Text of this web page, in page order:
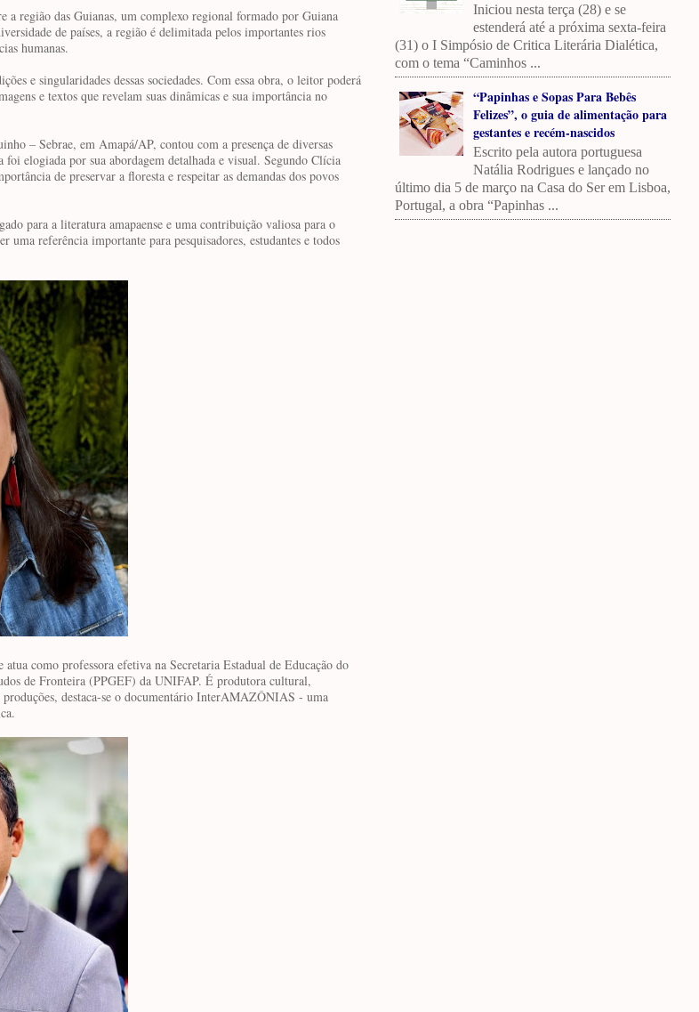
região das Guianas, um complexo regional formado por Guiana
de países, a região é delimitada pelos importantes rios
humanas.
e singularidades dessas sociedades. Com essa obra, o leitor poderá
e textos que revelam suas dinâmicas e sua importância no
– Sebrae, em Amapá/AP, contou com a presença de diversas
elogiada por sua abordagem detalhada e visual. Segundo Clícia
de preservar a floresta e respeitar as demandas dos povos
para a literatura amapaense e uma contribuição valiosa para o
referência importante para pesquisadores, estudantes e todos
como professora efetiva na Secretaria Estadual de Educação do
de Fronteira (PPGEF) da UNIFAP. É produtora cultural,
destaca-se o documentário InterAMAZÔNIAS - uma
Iniciou nesta terça (28) e se
estenderá até a próxima sexta-feira
(31) o I Simpósio de Critica Literária Dialética,
com o tema “Caminhos ...
“Papinhas e Sopas Para Bebês
Felizes”, o guia de alimentação para
gestantes e recém-nascidos
Escrito pela autora portuguesa
Natália Rodrigues e lançado no
último dia 5 de março na Casa do Ser em Lisboa,
Portugal, a obra “Papinhas ...